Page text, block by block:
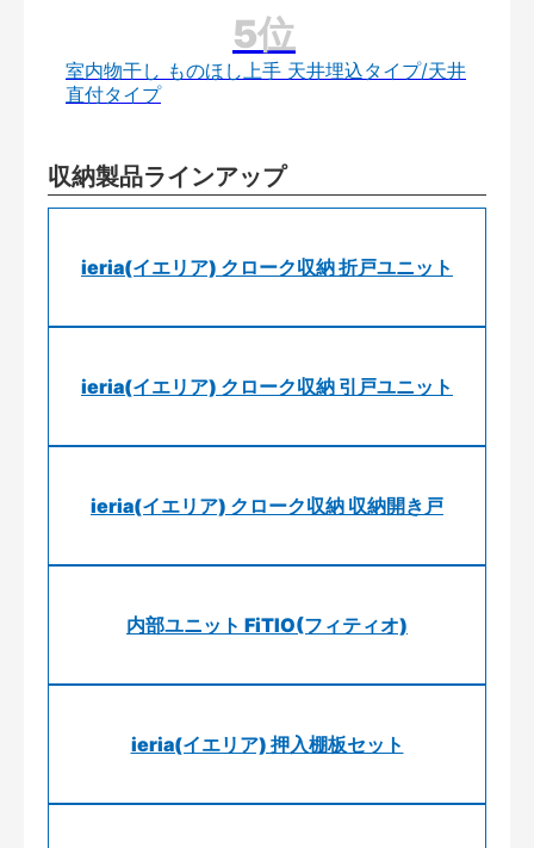
室内物干し ものほし上手 天井埋込タイプ/天井
直付タイプ
収納製品ラインアップ
ieria(イエリア) クローク収納 折戸ユニット
ieria(イエリア) クローク収納 引戸ユニット
ieria(イエリア) クローク収納 収納開き戸
内部ユニット FiTIO(フィティオ)
ieria(イエリア) 押入棚板セット